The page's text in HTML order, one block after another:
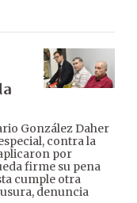
González Daher
contra la
por
firme su pena
cumple otra
denuncia